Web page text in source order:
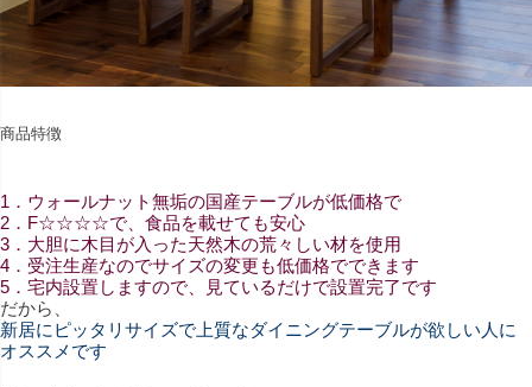
商品特徴
1．ウォールナット無垢の国産テーブルが低価格で
2．F☆☆☆☆で、食品を載せても安心
3．大胆に木目が入った天然木の荒々しい材を使用
4．受注生産なのでサイズの変更も低価格でできます
5．宅内設置しますので、見ているだけで設置完了です
だから、
新居にピッタリサイズで上質なダイニングテーブルが欲しい人に
オススメです